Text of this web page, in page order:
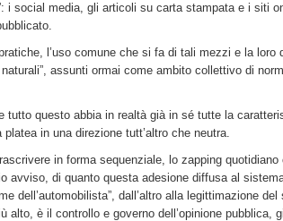
i social media, gli articoli su carta stampata e i siti
l’uso comune che si fa di tali mezzi e la
assunti ormai come ambito collettivo di
tutto questo abbia in realtà già in sé tutte la
in una direzione tutt’altro che neutra.
in forma sequenziale, lo zapping
avviso, di quanto questa adesione diffusa al
dell’automobilista”, dall’altro alla legittimazione
alto, è il controllo e governo dell’opinione pubblica,